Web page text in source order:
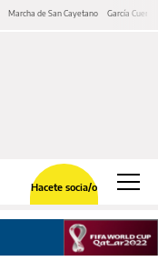
Marcha de San Cayetano García Cuerva
Hacete socia/o